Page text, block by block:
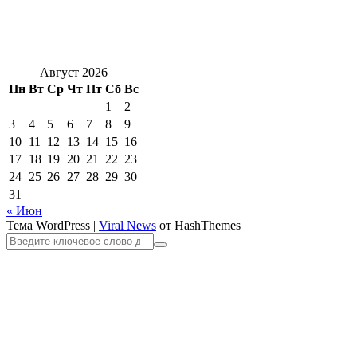
Август 2026
Пн Вт Ср Чт Пт Сб Вс
1
2
3
4 5 6 7 8
9
10 11 12 13 14 15 16
17 18 19 20 21 22 23
24 25 26 27 28 29 30
31
« Июн
Тема WordPress | Viral News от HashThemes